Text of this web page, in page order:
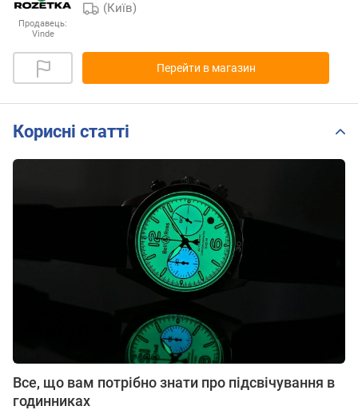
Продавець:
Vinde
(Київ)
Перейти в магазин
Корисні статті
Все, що вам потрібно знати про підсвічування в
годинниках